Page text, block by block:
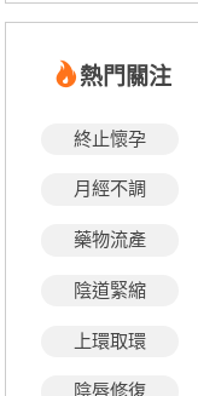
熱門關注
終止懷孕
月經不調
藥物流產
陰道緊縮
上環取環
陰唇修復